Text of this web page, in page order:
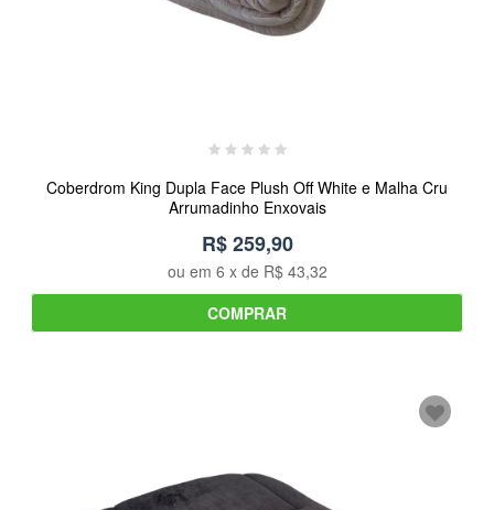
Coberdrom King Dupla Face Plush Off White e Malha Cru
Arrumadinho Enxovais
R$ 259,90
ou em 6 x de R$ 43,32
COMPRAR